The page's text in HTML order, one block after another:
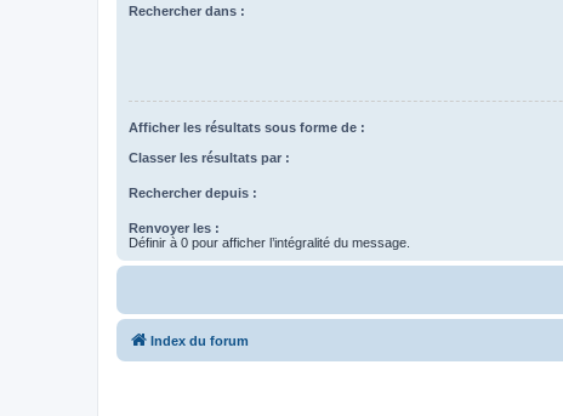
Rechercher dans :
Afficher les résultats sous forme de :
Classer les résultats par :
Rechercher depuis :
Renvoyer les :
Définir à 0 pour afficher l’intégralité du message.
Index du forum